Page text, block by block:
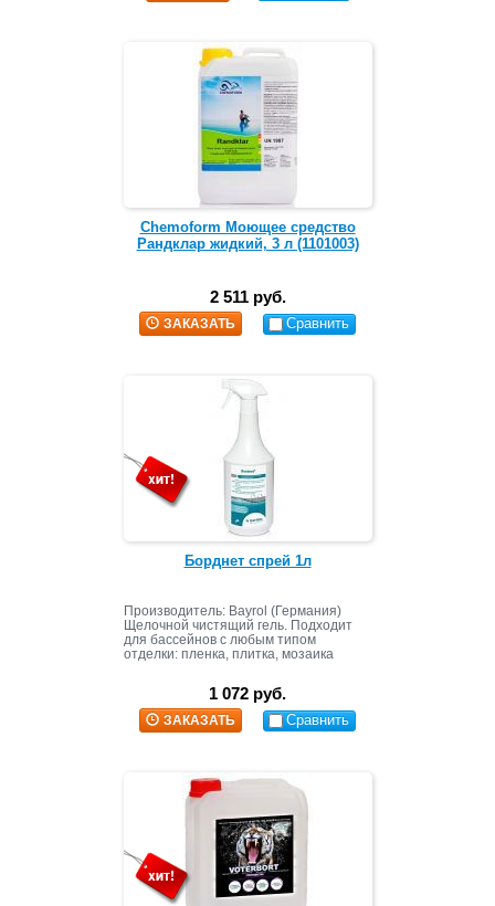
Chemoform Моющее средство
Рандклар жидкий, 3 л (1101003)
2 511 руб.
ЗАКАЗАТЬ Сравнить
Борднет спрей 1л
Производитель: Bayrol (Германия)
Щелочной чистящий гель. Подходит
для бассейнов с любым типом
отделки: пленка, плитка, мозаика
1 072 руб.
ЗАКАЗАТЬ Сравнить